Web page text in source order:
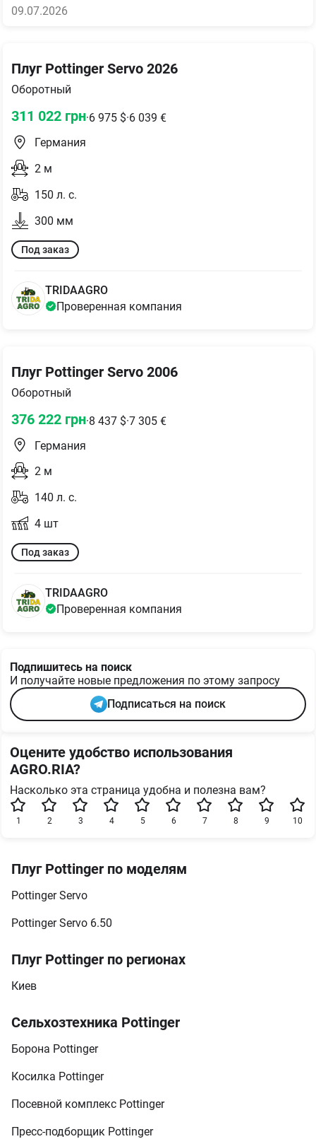
09.07.2026
Плуг Pottinger Servo 2026
Оборотный
311 022 грн·6 975 $·6 039 €
Германия
2 м
150 л. с.
300 мм
Под заказ
TRIDAAGRO
Проверенная компания
Плуг Pottinger Servo 2006
Оборотный
376 222 грн·8 437 $·7 305 €
Германия
2 м
140 л. с.
4 шт
Под заказ
TRIDAAGRO
Проверенная компания
Подпишитесь на поиск
И получайте новые предложения по этому запросу
Подписаться на поиск
Оцените удобство использования
AGRO.RIA?
Насколько эта страница удобна и полезна вам?
10
9
8
7
6
5
4
3
2
1
Плуг Pottinger по моделям
Pottinger Servo
Pottinger Servo 6.50
Плуг Pottinger по регионах
Киев
Сельхозтехника Pottinger
Борона Pottinger
Косилка Pottinger
Посевной комплекс Pottinger
Пресс-подборщик Pottinger